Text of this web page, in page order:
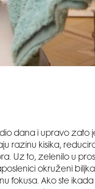
dana i upravo zato
razinu kisika,
Uz to, zelenilo u
okruženi
fokusa. Ako ste